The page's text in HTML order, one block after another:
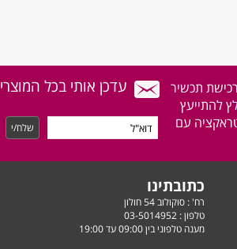
תכשיר
להתייעץ
עם
עדכן אותי בכל
כתובתינו
רח' : סוקולוב 54 חולון
טלפון : 03-5014952
מענה טלפוני בין 09:00 עד 19:00